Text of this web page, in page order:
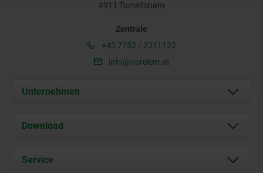
4911 Tumeltsham
Zentrale
+43 7752 / 2311122
info@norelem.at
Unternehmen
Über uns
Kontakt
Download
Dokumente
Service